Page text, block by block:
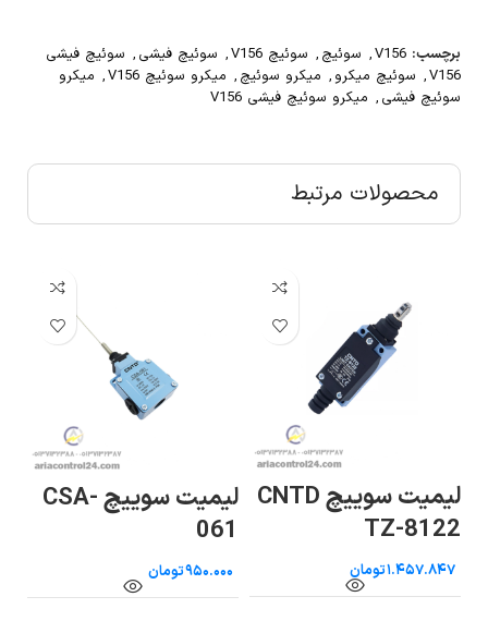
برچسب: V156
, سوئیچ , سوئیچ V156 , سوئیچ فیشی , سوئیچ فیشی
V156
, سوئیچ میکرو, میکرو سوئیچ , میکرو سوئیچ V156 , میکرو
سوئیچ فیشی , میکرو سوئیچ فیشی V156
محصولات مرتبط
لیمیت سوییچ CNTD
TZ-8122
تومان
لیمیت سوییچ CSA-
061
تومان